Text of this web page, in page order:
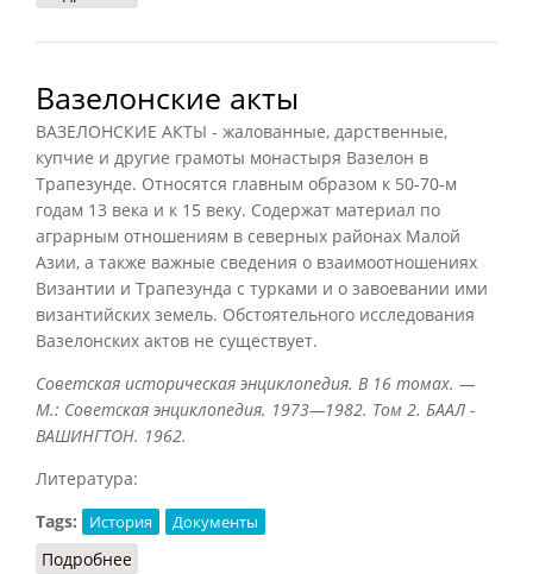
Вазелонские акты
ВАЗЕЛОНСКИЕ АКТЫ - жалованные, дарственные,
купчие и другие грамоты монастыря Вазелон в
Трапезунде. Относятся главным образом к 50-70-м
годам 13 века и к 15 веку. Содержат материал по
аграрным отношениям в северных районах Малой
Азии, а также важные сведения о взаимоотношениях
Византии и Трапезунда с турками и о завоевании ими
византийских земель. Обстоятельного исследования
Вазелонских актов не существует.
Советская историческая энциклопедия. В 16 томах. —
М.: Советская энциклопедия. 1973—1982. Том 2. БААЛ -
ВАШИНГТОН. 1962.
Литература:
Tags:
История Документы
Подробнее